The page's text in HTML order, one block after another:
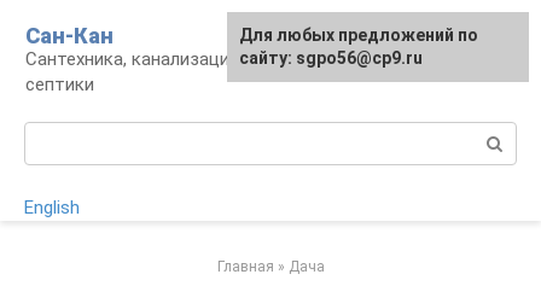
контенту
Сан-Кан
Сантехника, канализация, водопровод,
септики
English
Главная » Дача
Для любых предложений по
сайту: sgpo56@cp9.ru